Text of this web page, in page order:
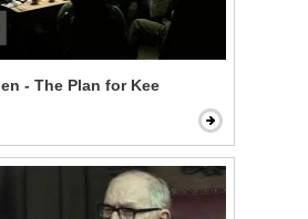
- The Plan for Kee